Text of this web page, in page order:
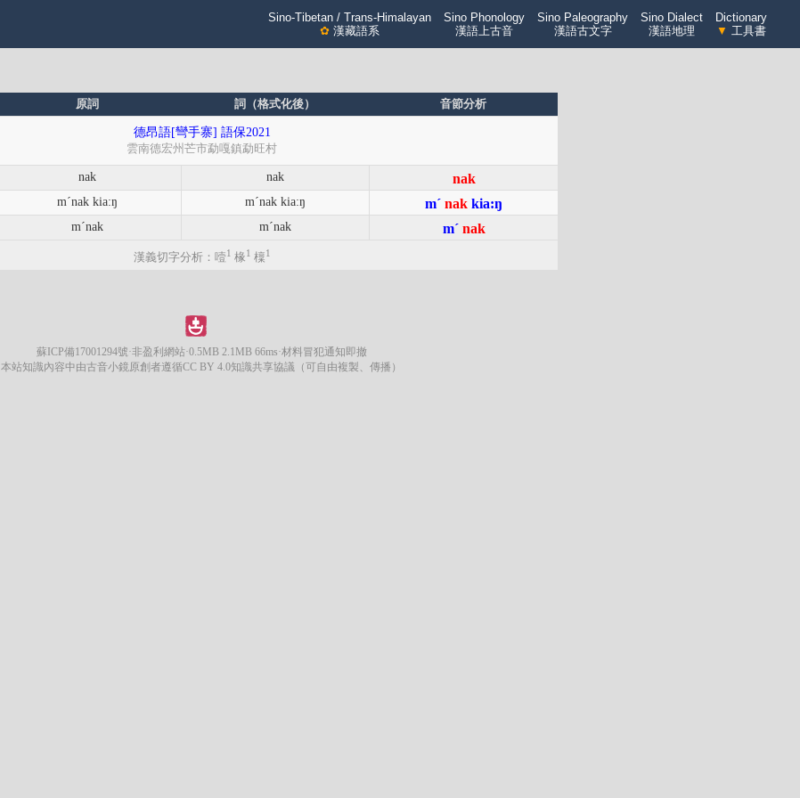
Sino-Tibetan / Trans-Himalayan
✿ 漢藏語系
Sino Phonology
漢語上古音
Sino Paleography
漢語古文字
Sino Dialect
漢語地理
Dictionary
▼ 工具書
原詞 詞（格式化後） 音節分析
德昂語[彎手寨] 語保2021
雲南德宏州芒市勐嘎鎮勐旺村
nak nak nak
mˊnak kia:ŋ mˊnak kia:ŋ mˊ nak kia:ŋ
mˊnak mˊnak mˊ nak
漢義切字分析：噎1 椽1 檁1
蘇ICP備17001294號·非盈利網站·0.5MB 2.1MB 66ms·材料冒犯通知即撤
本站知識內容中由古音小鏡原創者遵循CC BY 4.0知識共享協議（可自由複製、傳播）